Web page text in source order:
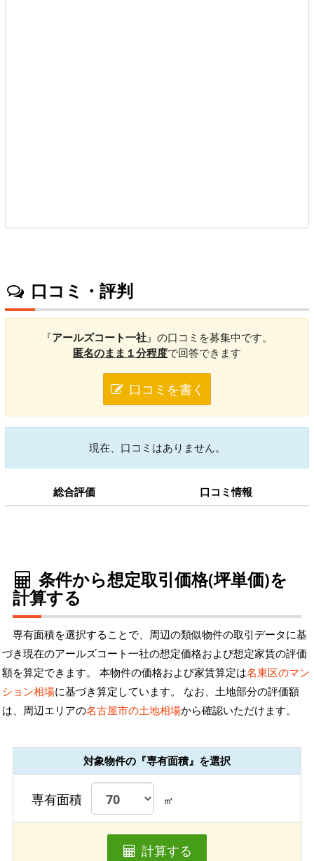
口コミ・評判
『アールズコート一社』の口コミを募集中です。
匿名のまま１分程度で回答できます
口コミを書く
現在、口コミはありません。
総合評価 口コミ情報
条件から想定取引価格(坪単価)を
計算する
専有面積を選択することで、周辺の類似物件の取引データに基
づき現在のアールズコート一社の想定価格および想定家賃の評価
額を算定できます。 本物件の価格および家賃算定は名東区のマン
ション相場に基づき算定しています。 なお、土地部分の評価額
は、周辺エリアの名古屋市の土地相場から確認いただけます。
対象物件の『専有面積』を選択
専有面積 ㎡
計算する